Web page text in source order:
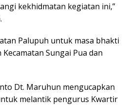
kekhidmatan kegiatan ini,”
Palupuh untuk masa bhakti
Sungai Pua dan
Dt. Maruhun mengucapkan
melantik pengurus Kwartir